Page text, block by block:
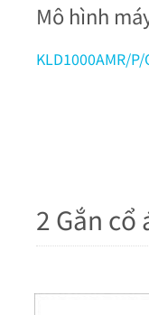
Mô hình
KLD1000AMR/
2 Gắn cổ